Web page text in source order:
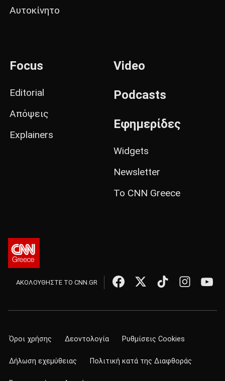
Αυτοκίνητο
Focus
Editorial
Απόψεις
Explainers
Video
Podcasts
Εφημερίδες
Widgets
Newsletter
Το CNN Greece
ΑΚΟΛΟΥΘΗΣΤΕ ΤΟ CNN.GR
Όροι χρήσης Δεοντολογία Ρυθμίσεις Cookies
Δήλωση εχεμύθειας Πολιτική κατά της Διαφθοράς